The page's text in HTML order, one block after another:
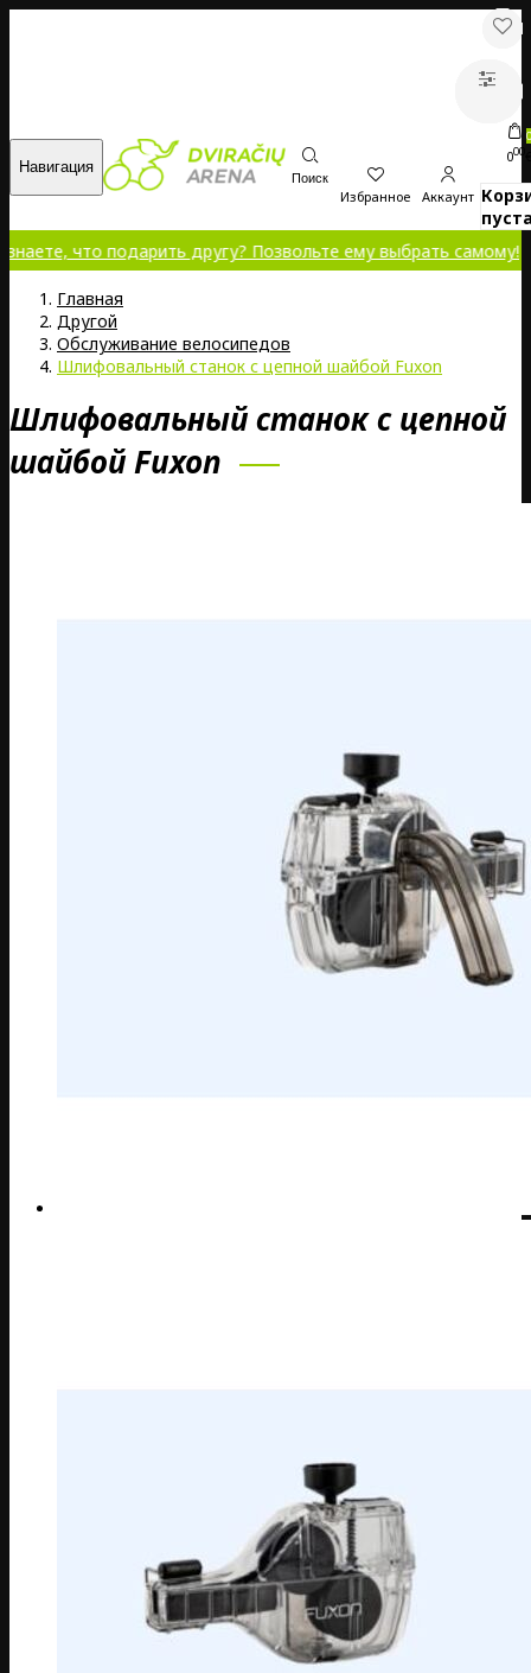
Навигация
Поиск
Избранное Аккаунт
0
000
подарить другу? Позвольте ему выбрать самому!
Главная
Другой
Обслуживание велосипедов
Шлифовальный станок с цепной шайбой Fuxon
Шлифовальный станок с цепной
шайбой Fuxon